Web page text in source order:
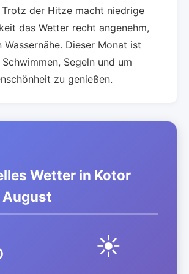
der Hitze macht niedrige
das Wetter recht angenehm,
Wassernähe. Dieser Monat ist
Segeln und um
zu genießen.
Wetter in Kotor
August
☀️